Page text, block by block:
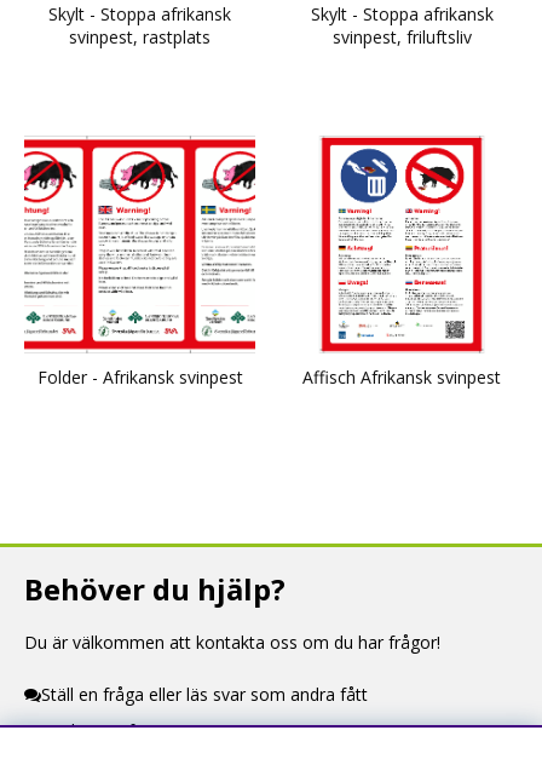
Skylt - Stoppa afrikansk
svinpest, rastplats
Skylt - Stoppa afrikansk
svinpest, friluftsliv
Folder - Afrikansk svinpest Affisch Afrikansk svinpest
Behöver du hjälp?
Du är välkommen att kontakta oss om du har frågor!
Ställ en fråga eller läs svar som andra fått
Kontaktuppgifter